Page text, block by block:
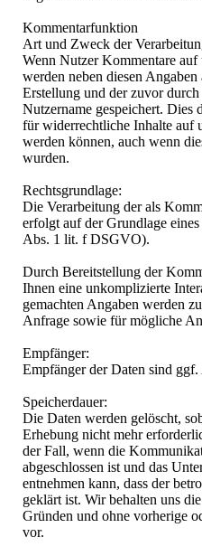
Kommentarfunktion
Art und Zweck der
Wenn Nutzer Kommentare auf
werden neben diesen
Erstellung und der zuvor
Nutzername gespeichert. Dies
für widerrechtliche Inhalte auf
werden können, auch wenn
wurden.
Rechtsgrundlage:
Die Verarbeitung der als
erfolgt auf der Grundlage
Abs. 1 lit. f DSGVO).
Durch Bereitstellung der
Ihnen eine unkomplizierte
gemachten Angaben werden
Anfrage sowie für mögliche
Empfänger:
Empfänger der Daten sind ggf.
Speicherdauer:
Die Daten werden gelöscht,
Erhebung nicht mehr
der Fall, wenn die
abgeschlossen ist und das
entnehmen kann, dass der
geklärt ist. Wir behalten uns
Gründen und ohne vorherige
vor.